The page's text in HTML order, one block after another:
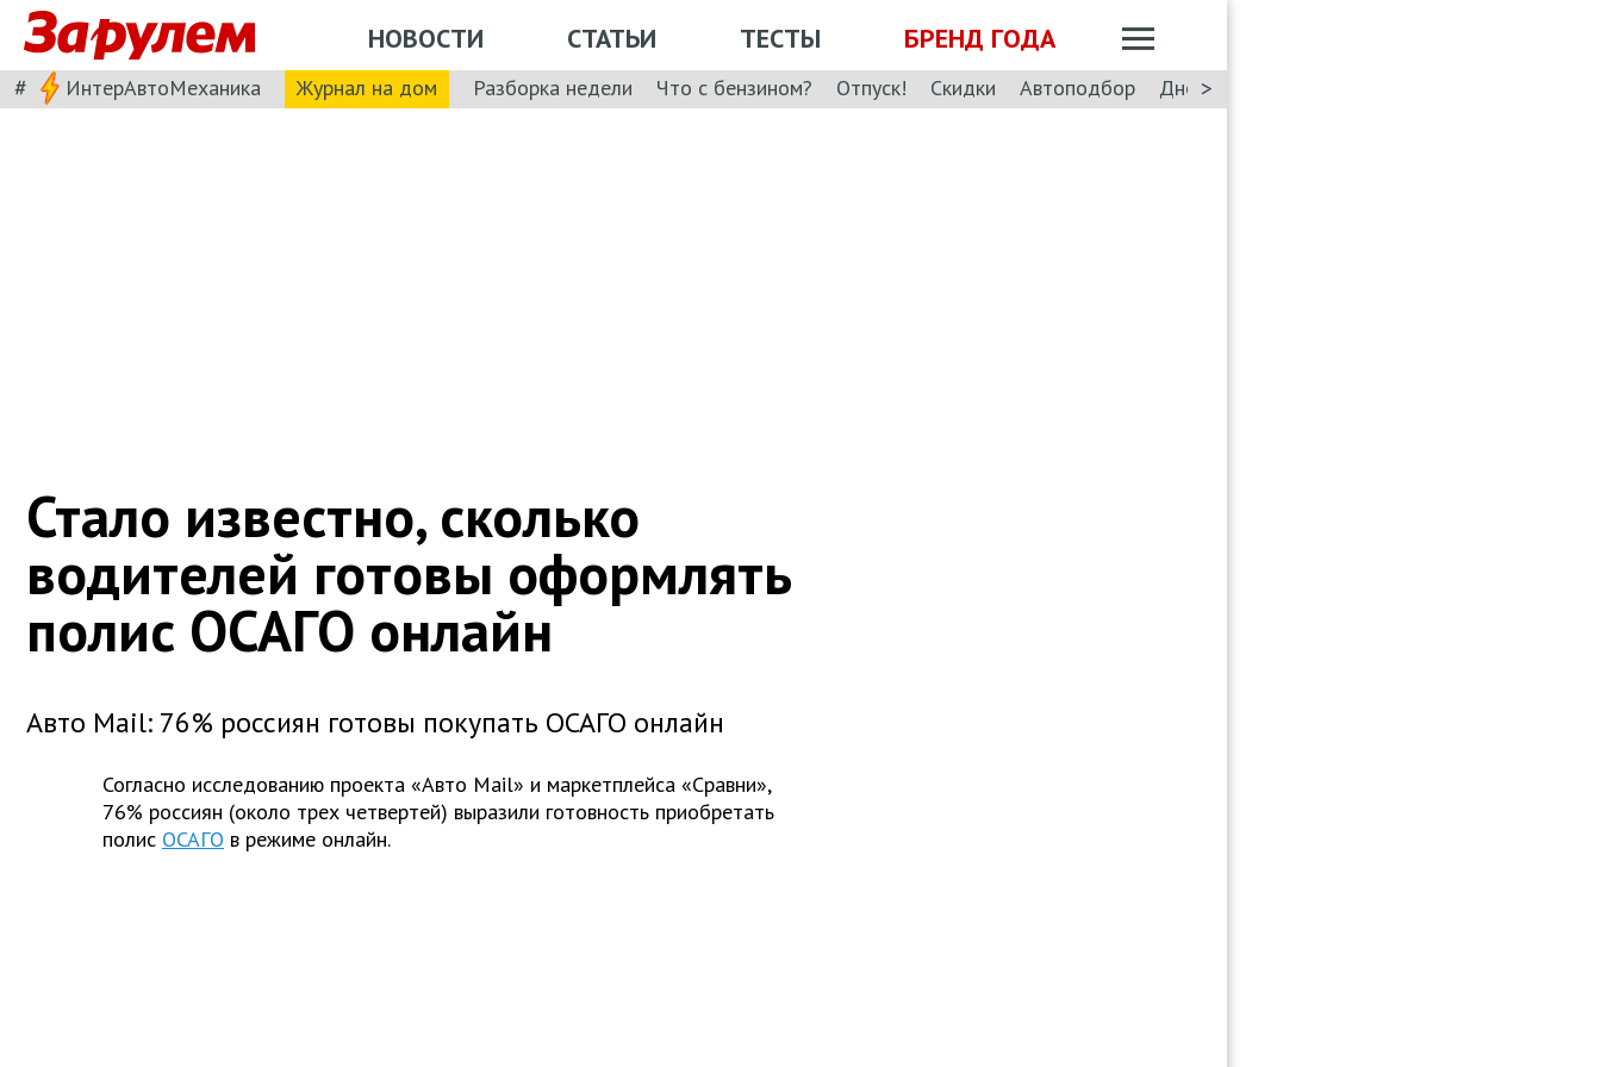
НОВОСТИ СТАТЬИ ТЕСТЫ БРЕНД ГОДА
# ИнтерАвтоМеханика Журнал на дом Разборка недели Что с бензином? Отпуск! Скидки Автоподбор Дневник: Лада Искра
>
Стало известно, сколько
водителей готовы оформлять
полис ОСАГО онлайн
Авто Mail: 76% россиян готовы покупать ОСАГО онлайн
Согласно исследованию проекта «Авто Mail» и маркетплейса «Сравни»,
76% россиян (около трех четвертей) выразили готовность приобретать
полис ОСАГО в режиме онлайн.